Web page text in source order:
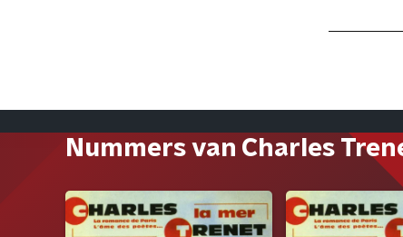
Nummers van Charles